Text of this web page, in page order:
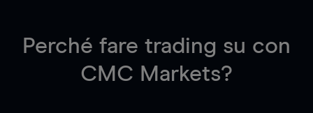
Perché fare trading su con
CMC Markets?